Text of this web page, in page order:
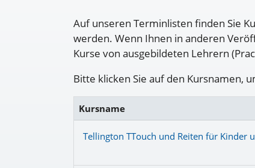
Auf unseren Terminlisten finden Sie
werden. Wenn Ihnen in anderen
Kurse von ausgebildeten Lehrern
Bitte klicken Sie auf den Kursnamen,
Kursname
Tellington TTouch und Reiten für Kinder